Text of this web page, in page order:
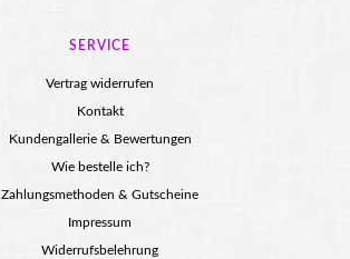
SERVICE
Vertrag widerrufen
Kontakt
Kundengallerie & Bewertungen
Wie bestelle ich?
Zahlungsmethoden & Gutscheine
Impressum
Widerrufsbelehrung